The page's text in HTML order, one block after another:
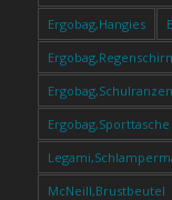
Ergobag,Hangies
Ergobag,Schulranzen
Ergobag,Sporttasche
McNeill,Brustbeutel